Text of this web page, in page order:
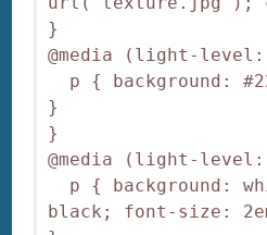
}
@media (light-
p { background:
}
}
@media (light-level:
p { background:
black; font-size: